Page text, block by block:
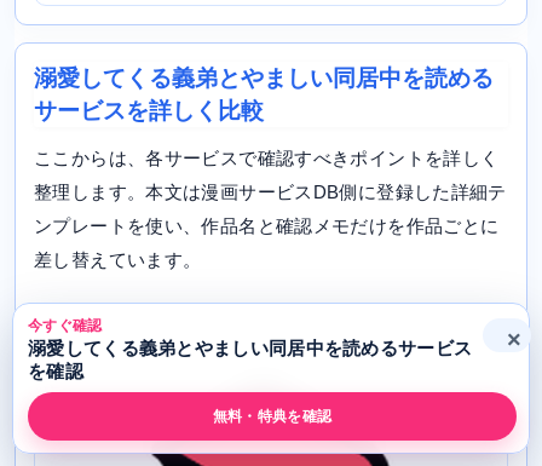
溺愛してくる義弟とやましい同居中を読める
サービスを詳しく比較
ここからは、各サービスで確認すべきポイントを詳しく
整理します。本文は漫画サービスDB側に登録した詳細テ
ンプレートを使い、作品名と確認メモだけを作品ごとに
差し替えています。
今すぐ確認
溺愛してくる義弟とやましい同居中を読めるサービス
を確認
無料・特典を確認
×